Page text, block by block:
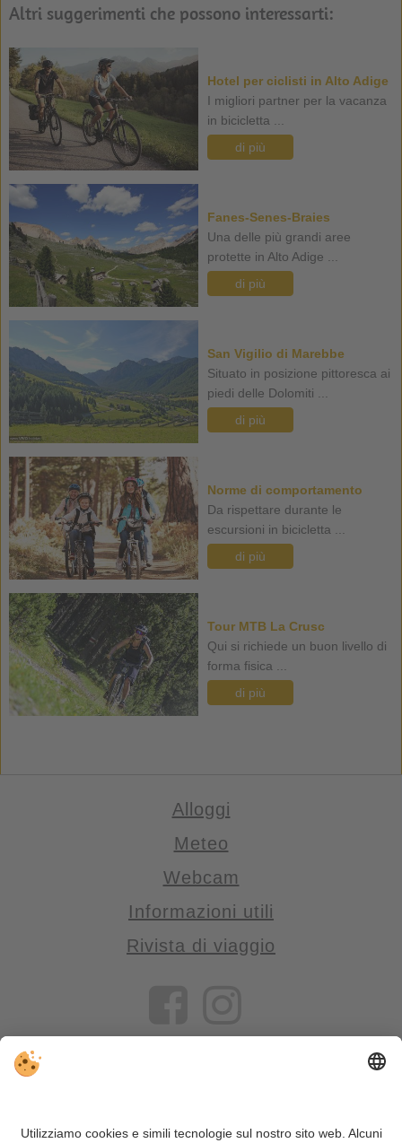
Altri suggerimenti che possono interessarti:
Hotel per ciclisti in Alto Adige
I migliori partner per la vacanza
in bicicletta ...
di più
Fanes-Senes-Braies
Una delle più grandi aree
protette in Alto Adige ...
di più
San Vigilio di Marebbe
Situato in posizione pittoresca ai
piedi delle Dolomiti ...
di più
Norme di comportamento
Da rispettare durante le
escursioni in bicicletta ...
di più
Tour MTB La Crusc
Qui si richiede un buon livello di
forma fisica ...
di più
Alloggi
Meteo
Webcam
Informazioni utili
Rivista di viaggio
VIVOSüdtirol è il portale di viaggio per chi desidera vivere il